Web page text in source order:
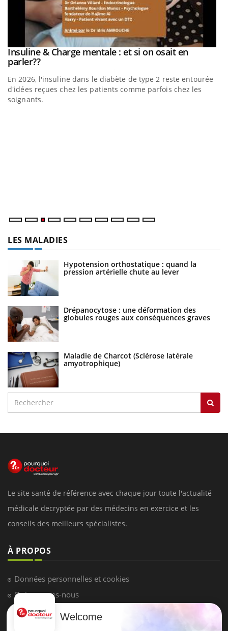
Youtube
Insuline & Charge mentale : et si on osait en
parler??Youtube
En 2026, l'insuline dans le diabète de type 2 reste entourée
d'idées reçues chez les patients comme parfois chez les
soignants.
LES MALADIES
Hypotension orthostatique : quand la
pression artérielle chute au lever
Drépanocytose : une déformation des
globules rouges aux conséquences graves
Maladie de Charcot (Sclérose latérale
amyotrophique)
Le site santé de référence avec chaque jour toute l'actualité
médicale decryptée par des médecins en exercice et les
conseils des meilleurs spécialistes.
À PROPOS
Données personnelles et cookies
Qui sommes-nous
Conditions d'utilisation
Welcome